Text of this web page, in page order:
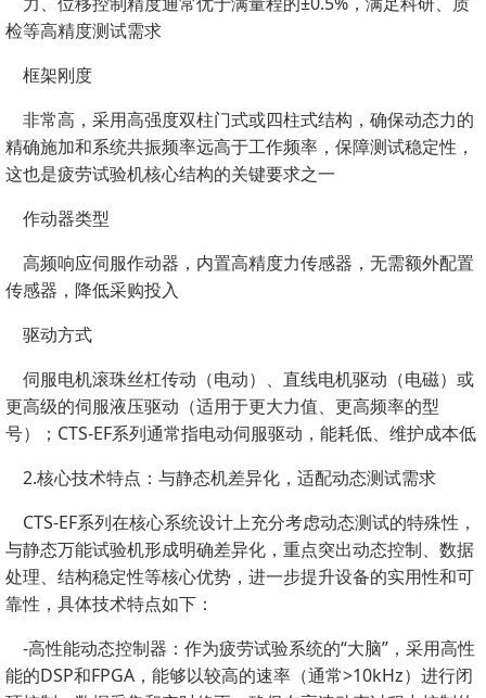
检等高精度测试需求
框架刚度
非常高，采用高强度双柱门式或四柱式结构，确保动态力的
精确施加和系统共振频率远高于工作频率，保障测试稳定性，
这也是疲劳试验机核心结构的关键要求之一
作动器类型
高频响应伺服作动器，内置高精度力传感器，无需额外配置
传感器，降低采购投入
驱动方式
伺服电机滚珠丝杠传动（电动）、直线电机驱动（电磁）或
更高级的伺服液压驱动（适用于更大力值、更高频率的型
号）；CTS-EF系列通常指电动伺服驱动，能耗低、维护成本低
2.核心技术特点：与静态机差异化，适配动态测试需求
CTS-EF系列在核心系统设计上充分考虑动态测试的特殊性，
与静态万能试验机形成明确差异化，重点突出动态控制、数据
处理、结构稳定性等核心优势，进一步提升设备的实用性和可
靠性，具体技术特点如下：
-高性能动态控制器：作为疲劳试验系统的“大脑”，采用高性
能的DSP和FPGA，能够以较高的速率（通常>10kHz）进行闭